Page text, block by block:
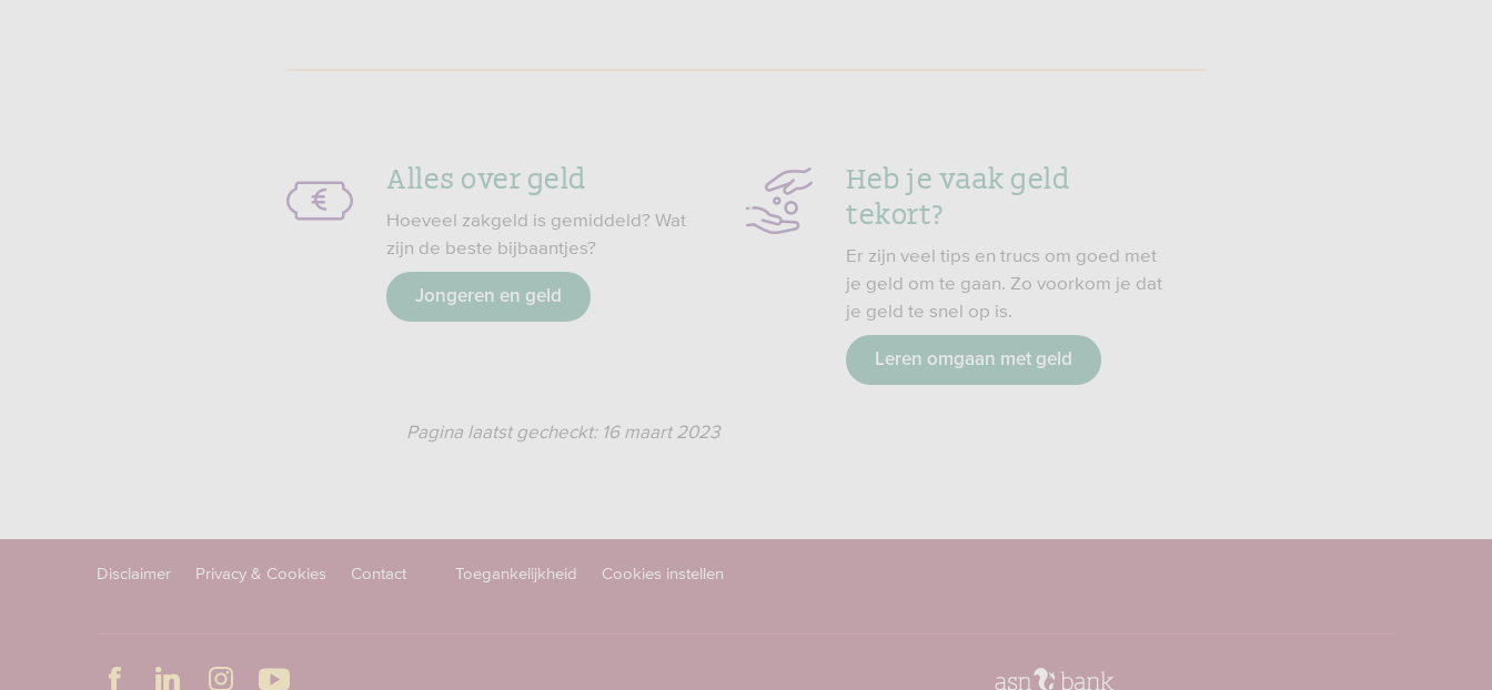
Alles over geld
Hoeveel zakgeld is gemiddeld? Wat
zijn de beste bijbaantjes?
Jongeren en geld
Heb je vaak geld
tekort?
Er zijn veel tips en trucs om goed met
je geld om te gaan. Zo voorkom je dat
je geld te snel op is.
Leren omgaan met geld
Pagina laatst gecheckt: 16 maart 2023
Disclaimer Privacy & Cookies Contact Toegankelijkheid Cookies instellen